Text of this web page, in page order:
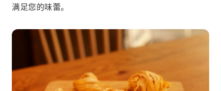
满足您的味蕾。